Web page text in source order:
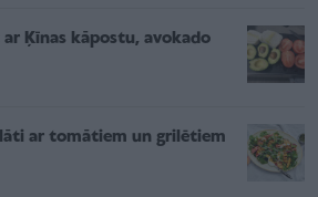
Ķīnas kāpostu, avokado
ar tomātiem un grilētiem